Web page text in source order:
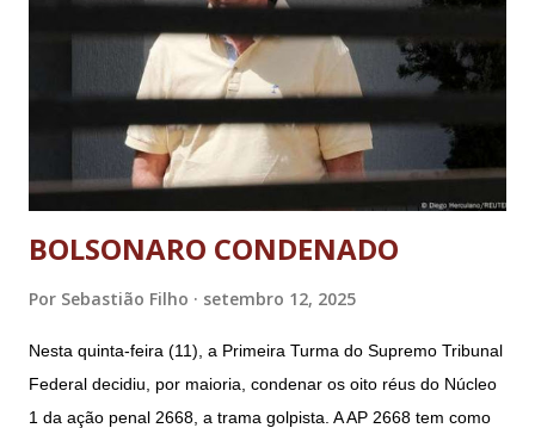
BOLSONARO CONDENADO
Por Sebastião Filho setembro 12, 2025
Nesta quinta-feira (11), a Primeira Turma do Supremo Tribunal
Federal decidiu, por maioria, condenar os oito réus do Núcleo
1 da ação penal 2668, a trama golpista. A AP 2668 tem como